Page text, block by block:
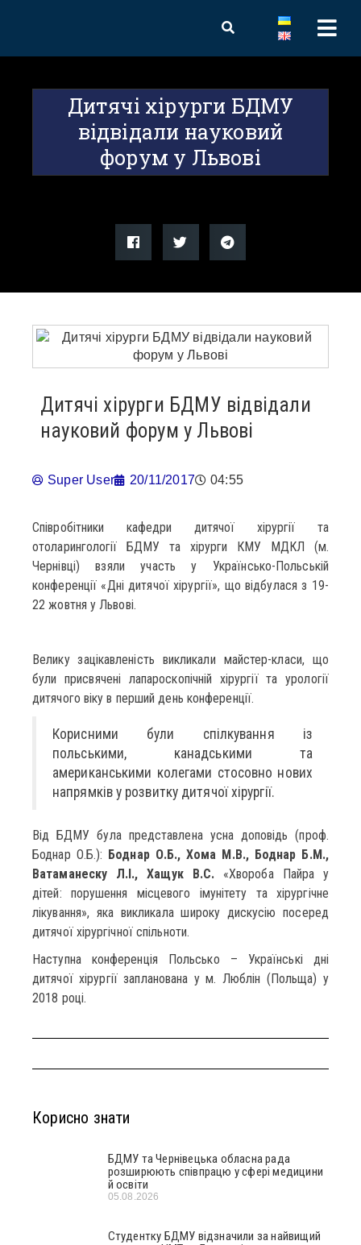
Дитячі хірурги БДМУ
відвідали науковий
форум у Львові
Дитячі хірурги БДМУ відвідали
науковий форум у Львові
Super User 20/11/2017 04:55
Співробітники кафедри дитячої хірургії та
отоларингології БДМУ та хірурги КМУ МДКЛ (м.
Чернівці) взяли участь у Українсько-Польській
конференції «Дні дитячої хірургії», що відбулася з 19-
22 жовтня у Львові.
Велику зацікавленість викликали майстер-класи, що
були присвячені лапароскопічній хірургії та урології
дитячого віку в перший день конференції.
Корисними були спілкування із
польськими, канадськими та
американськими колегами стосовно нових
напрямків у розвитку дитячої хірургії.
Від БДМУ була представлена усна доповідь (проф.
Боднар О.Б.): Боднар О.Б., Хома М.В., Боднар Б.М.,
Ватаманеску Л.І., Хащук В.С. «Хвороба Пайра у
дітей: порушення місцевого імунітету та хірургічне
лікування», яка викликала широку дискусію посеред
дитячої хірургічної спільноти.
Наступна конференція Польсько – Українські дні
дитячої хірургії запланована у м. Люблін (Польща) у
2018 році.
Корисно знати
БДМУ та Чернівецька обласна рада
розширюють співпрацю у сфері медицини
й освіти
05.08.2026
Студентку БДМУ відзначили за найвищий